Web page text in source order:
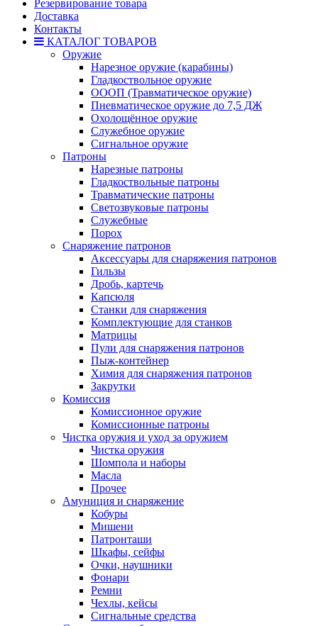
Резервирование товара
Доставка
Контакты
КАТАЛОГ ТОВАРОВ
Оружие
Нарезное оружие (карабины)
Гладкоствольное оружие
ОООП (Травматическое оружие)
Пневматическое оружие до 7,5 ДЖ
Охолощённое оружие
Служебное оружие
Сигнальное оружие
Патроны
Нарезные патроны
Гладкоствольные патроны
Травматические патроны
Светозвуковые патроны
Служебные
Порох
Снаряжение патронов
Аксессуары для снаряжения патронов
Гильзы
Дробь, картечь
Капсюля
Станки для снаряжения
Комплектующие для станков
Матрицы
Пули для снаряжения патронов
Пыж-контейнер
Химия для снаряжения патронов
Закрутки
Комиссия
Комиссионное оружие
Комиссионные патроны
Чистка оружия и уход за оружием
Чистка оружия
Шомпола и наборы
Масла
Прочее
Амуниция и снаряжение
Кобуры
Мишени
Патронташи
Шкафы, сейфы
Очки, наушники
Фонари
Ремни
Чехлы, кейсы
Сигнальные средства